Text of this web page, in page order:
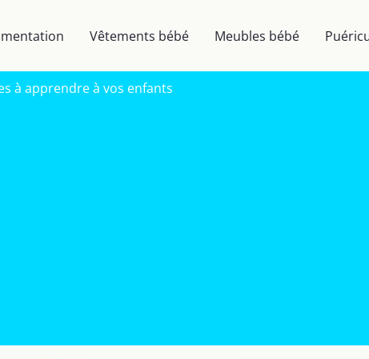
Vêtements bébé Meubles bébé
à apprendre à vos enfants